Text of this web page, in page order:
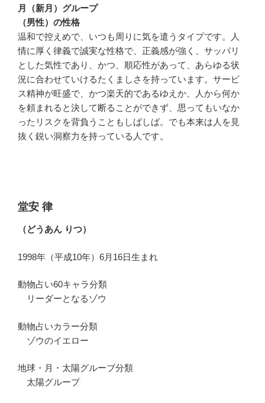
月（新月）グループ
（男性）の性格
温和で控えめで、いつも周りに気を遣うタイプです。人
情に厚く律義で誠実な性格で、正義感が強く、サッパリ
とした気性であり、かつ、順応性があって、あらゆる状
況に合わせていけるたくましさを持っています。サービ
ス精神が旺盛で、かつ楽天的であるゆえか、人から何か
を頼まれると決して断ることができず、思ってもいなか
ったリスクを背負うこともしばしば。でも本来は人を見
抜く鋭い洞察力を持っている人です。
堂安 律
（どうあん りつ）
1998年（平成10年）6月16日生まれ
動物占い60キャラ分類
リーダーとなるゾウ
動物占いカラー分類
ゾウのイエロー
地球・月・太陽グルーブ分類
太陽グループ